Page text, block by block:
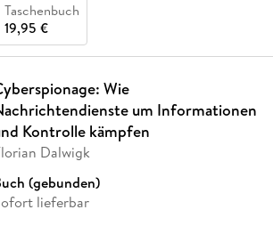
Taschenbuch
19,95 €
Wie
um Informationen
Kontrolle kämpfen
Dalwigk
(gebunden)
lieferbar